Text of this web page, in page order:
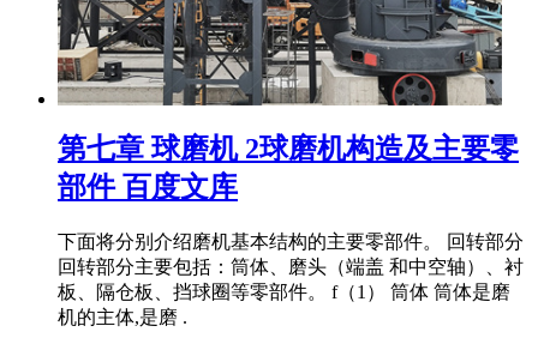
第七章 球磨机 2球磨机构造及主要零
部件 百度文库
下面将分别介绍磨机基本结构的主要零部件。 回转部分
回转部分主要包括：筒体、磨头（端盖 和中空轴）、衬
板、隔仓板、挡球圈等零部件。 f（1） 筒体 筒体是磨
机的主体,是磨 .